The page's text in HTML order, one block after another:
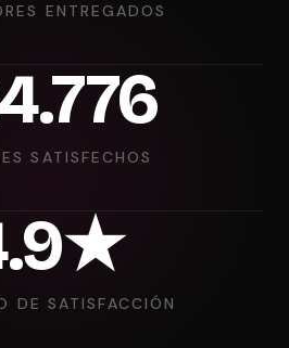
ENTREGADOS
SATISFECHOS
DE SATISFACCIÓN